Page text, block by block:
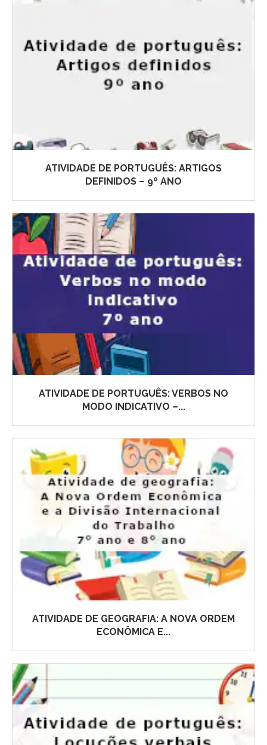
ATIVIDADE DE PORTUGUÊS: ARTIGOS
DEFINIDOS – 9º ANO
ATIVIDADE DE PORTUGUÊS: VERBOS NO
MODO INDICATIVO –...
ATIVIDADE DE GEOGRAFIA: A NOVA ORDEM
ECONÔMICA E...